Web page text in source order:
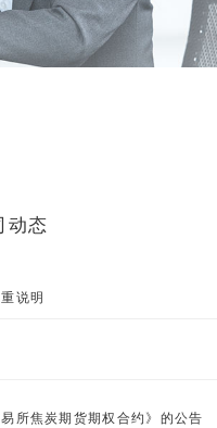
动态
说明
所焦炭期货期权合约》的公告